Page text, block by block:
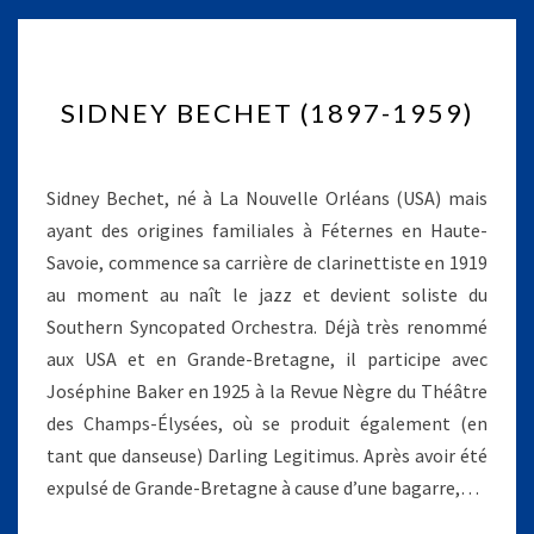
I
E
Y
E
C
H
E
(
1
8
9
SIDNEY BECHET (1897-1959)
Sidney Bechet, né à La Nouvelle Orléans (USA) mais
ayant des origines familiales à Féternes en Haute-
Savoie, commence sa carrière de clarinettiste en 1919
au moment au naît le jazz et devient soliste du
Southern Syncopated Orchestra. Déjà très renommé
aux USA et en Grande-Bretagne, il participe avec
Joséphine Baker en 1925 à la Revue Nègre du Théâtre
des Champs-Élysées, où se produit également (en
tant que danseuse) Darling Legitimus. Après avoir été
expulsé de Grande-Bretagne à cause d’une bagarre,…